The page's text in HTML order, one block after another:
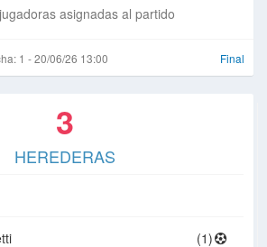
asignadas al partido
1 - 20/06/26 13:00 Final
3
HEREDERAS
(1)